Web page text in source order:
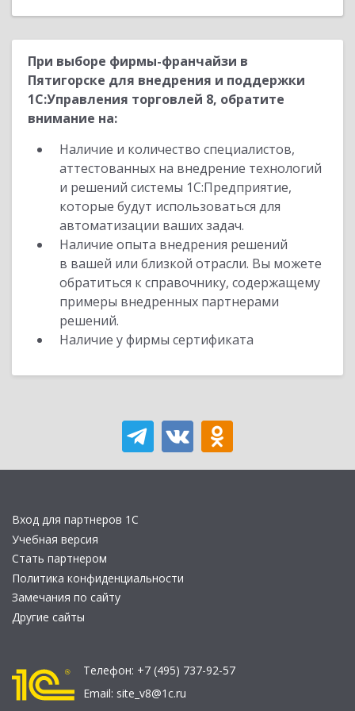
При выборе фирмы-франчайзи в
Пятигорске для внедрения и поддержки
1С:Управления торговлей 8, обратите
внимание на:
Наличие и количество специалистов,
аттестованных на внедрение технологий
и решений системы 1С:Предприятие,
которые будут использоваться для
автоматизации ваших задач.
Наличие опыта внедрения решений
в вашей или близкой отрасли. Вы можете
обратиться к справочнику, содержащему
примеры внедренных партнерами
решений.
Наличие у фирмы сертификата
Вход для партнеров 1С
Учебная версия
Стать партнером
Политика конфиденциальности
Замечания по сайту
Другие сайты
Телефон: +7 (495) 737-92-57
Email: site_v8@1c.ru